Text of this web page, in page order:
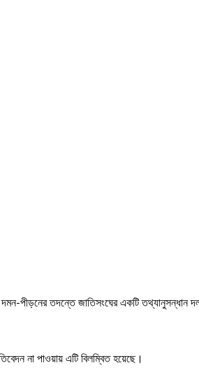
পীড়নের তদন্তে জাতিসংঘের একটি তথ্যানুসন্ধান
না পাওয়ায় এটি বিলম্বিত হয়েছে।